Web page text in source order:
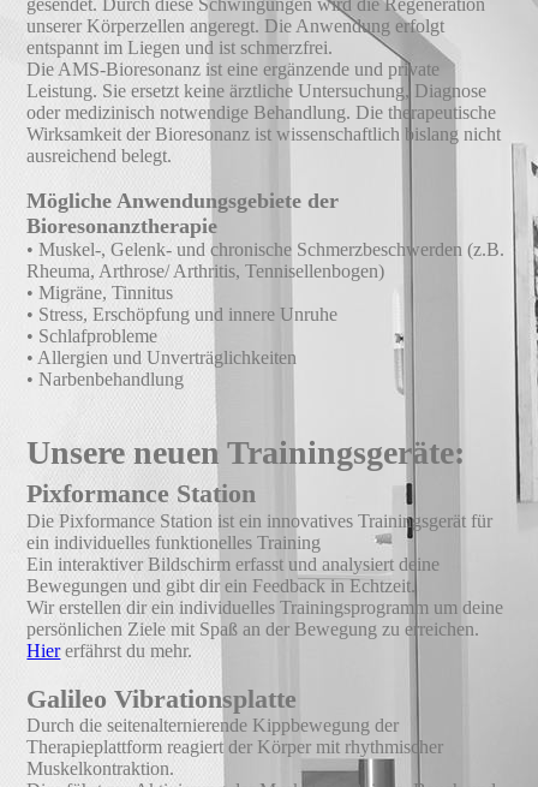
unserer Körperzellen angeregt. Die Anwendung erfolgt
entspannt im Liegen und ist schmerzfrei.
Die AMS-Bioresonanz ist eine ergänzende und private
Leistung. Sie ersetzt keine ärztliche Untersuchung, Diagnose
oder medizinisch notwendige Behandlung. Die therapeutische
Wirksamkeit der Bioresonanz ist wissenschaftlich bislang nicht
ausreichend belegt.
Mögliche Anwendungsgebiete der
Bioresonanztherapie
• Muskel-, Gelenk- und chronische Schmerzbeschwerden (z.B.
Rheuma, Arthrose/ Arthritis, Tennisellenbogen)
• Migräne, Tinnitus
• Stress, Erschöpfung und innere Unruhe
• Schlafprobleme
• Allergien und Unverträglichkeiten
• Narbenbehandlung
Unsere neuen Trainingsgeräte:
Pixformance Station
Die Pixformance Station ist ein innovatives Trainingsgerät für
ein individuelles funktionelles Training
Ein interaktiver Bildschirm erfasst und analysiert deine
Bewegungen und gibt dir ein Feedback in Echtzeit.
Wir erstellen dir ein individuelles Trainingsprogramm um deine
persönlichen Ziele mit Spaß an der Bewegung zu erreichen.
Hiererfährst du mehr.
GalileoVibrationsplatte
Durch die seitenalternierende Kippbewegung der
Therapieplattform reagiert der Körper mit rhythmischer
Muskelkontraktion.